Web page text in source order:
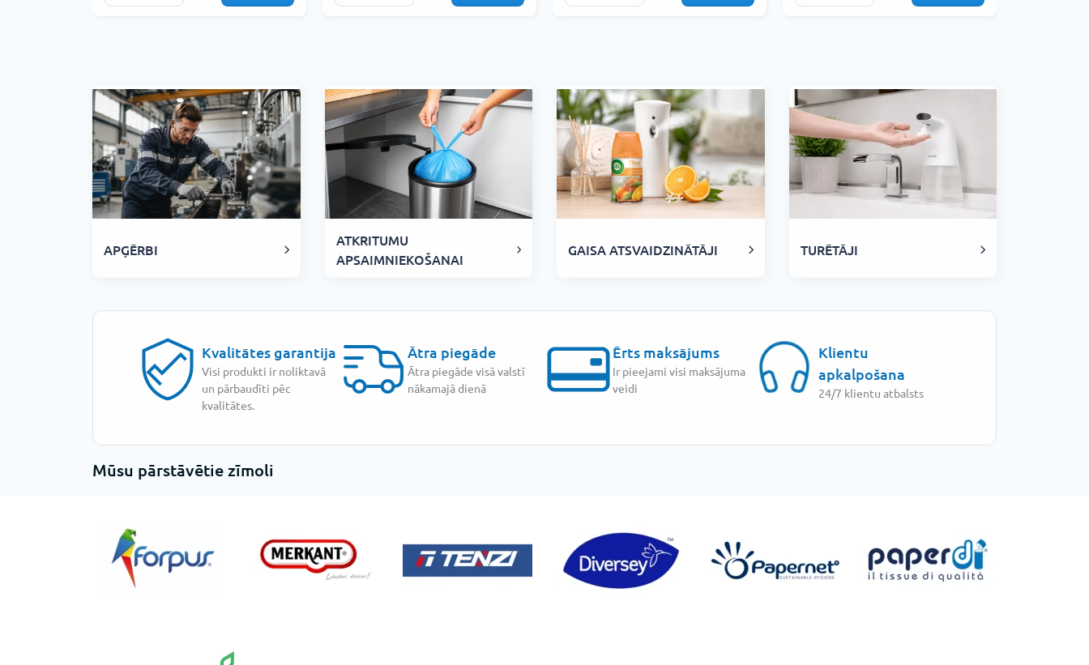
APĢĒRBI
ATKRITUMU
APSAIMNIEKOŠANAI
GAISA ATSVAIDZINĀTĀJI TURĒTĀJI
Kvalitātes garantija
Visi produkti ir noliktavā
un pārbaudīti pēc
kvalitātes.
Ātra piegāde
Ātra piegāde visā valstī
nākamajā dienā
Ērts maksājums
Ir pieejami visi maksājuma
veidi
Klientu
apkalpošana
24/7 klientu atbalsts
Mūsu pārstāvētie zīmoli